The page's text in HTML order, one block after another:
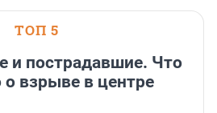
ТОП 5
и пострадавшие. Что
о взрыве в центре